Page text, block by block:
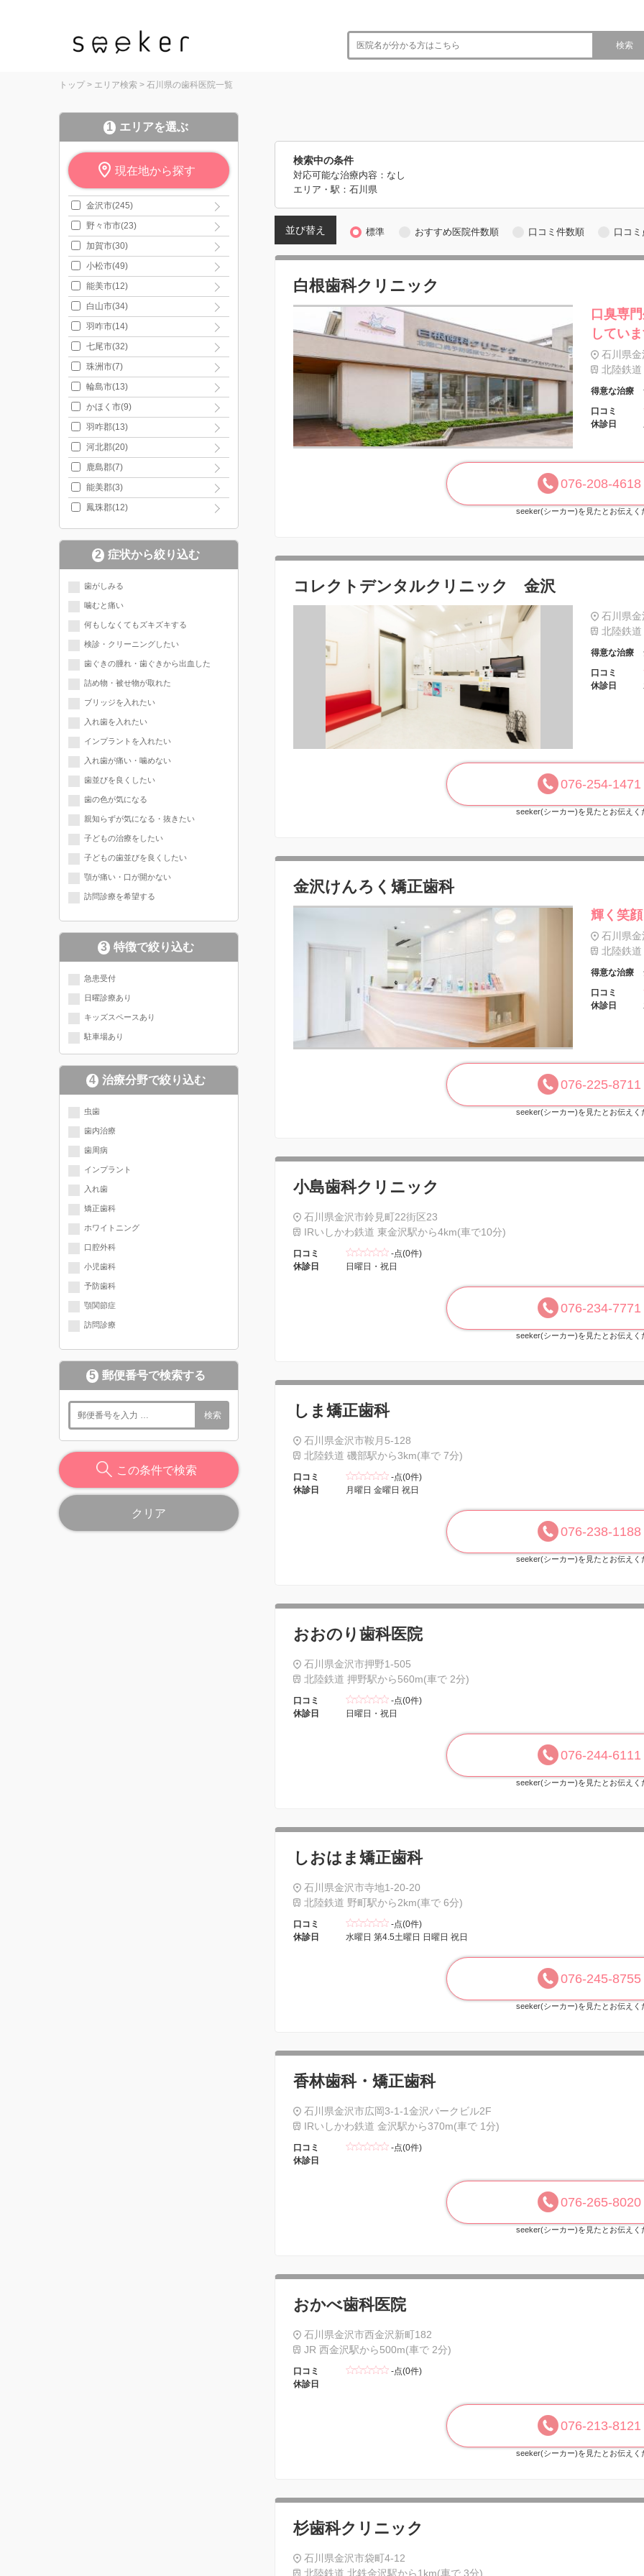
検索
トップ > エリア検索 > 石川県の歯科医院一覧
1 エリアを選ぶ
現在地から探す
金沢市(245)
野々市市(23)
加賀市(30)
小松市(49)
能美市(12)
白山市(34)
羽咋市(14)
七尾市(32)
珠洲市(7)
輪島市(13)
かほく市(9)
羽咋郡(13)
河北郡(20)
鹿島郡(7)
能美郡(3)
鳳珠郡(12)
2 症状から絞り込む
歯がしみる
噛むと痛い
何もしなくてもズキズキする
検診・クリーニングしたい
歯ぐきの腫れ・歯ぐきから出血した
詰め物・被せ物が取れた
ブリッジを入れたい
入れ歯を入れたい
インプラントを入れたい
入れ歯が痛い・噛めない
歯並びを良くしたい
歯の色が気になる
親知らずが気になる・抜きたい
子どもの治療をしたい
子どもの歯並びを良くしたい
顎が痛い・口が開かない
訪問診療を希望する
3 特徴で絞り込む
急患受付
日曜診療あり
キッズスペースあり
駐車場あり
4 治療分野で絞り込む
現在選択されている分野にチェッ
クが入っています
虫歯
歯内治療
歯周病
インプラント
入れ歯
矯正歯科
ホワイトニング
口腔外科
小児歯科
予防歯科
顎関節症
訪問診療
5 郵便番号で検索する
検索
この条件で検索
クリア
検索中の条件
対応可能な治療内容：なし
エリア・駅：石川県
並び替え 標準 おすすめ医院件数順 口コミ件数順 口コ
白根歯科クリニック
口臭専
してい
石川県
北陸鉄
得意な治療
口コミ
休診日
076-208-4618
seeker(シーカー)を見たとお伝えく
コレクトデンタルクリニック 金沢
石川県
北陸鉄
得意な治療
口コミ
休診日
076-254-1471
seeker(シーカー)を見たとお伝えく
金沢けんろく矯正歯科
輝く笑
石川県
北陸鉄
得意な治療
口コミ
休診日
076-225-8711
seeker(シーカー)を見たとお伝えく
小島歯科クリニック
石川県金沢市鈴見町22街区23
IRいしかわ鉄道 東金沢駅から4km(車で10分)
口コミ
-点(0件)
休診日
日曜日・祝日
076-234-7771
seeker(シーカー)を見たとお伝えく
しま矯正歯科
石川県金沢市鞍月5-128
北陸鉄道 磯部駅から3km(車で 7分)
口コミ
-点(0件)
休診日
月曜日 金曜日 祝日
076-238-1188
seeker(シーカー)を見たとお伝えく
おおのり歯科医院
石川県金沢市押野1-505
北陸鉄道 押野駅から560m(車で 2分)
口コミ
-点(0件)
休診日
日曜日・祝日
076-244-6111
seeker(シーカー)を見たとお伝えく
しおはま矯正歯科
石川県金沢市寺地1-20-20
北陸鉄道 野町駅から2km(車で 6分)
口コミ
-点(0件)
休診日
水曜日 第4.5土曜日 日曜日 祝日
076-245-8755
seeker(シーカー)を見たとお伝えく
香林歯科・矯正歯科
石川県金沢市広岡3-1-1金沢パークビル2F
IRいしかわ鉄道 金沢駅から370m(車で 1分)
口コミ
-点(0件)
休診日
076-265-8020
seeker(シーカー)を見たとお伝えく
おかべ歯科医院
石川県金沢市西金沢新町182
JR 西金沢駅から500m(車で 2分)
口コミ
-点(0件)
休診日
076-213-8121
seeker(シーカー)を見たとお伝えく
杉歯科クリニック
石川県金沢市袋町4-12
北陸鉄道 北鉄金沢駅から1km(車で 3分)